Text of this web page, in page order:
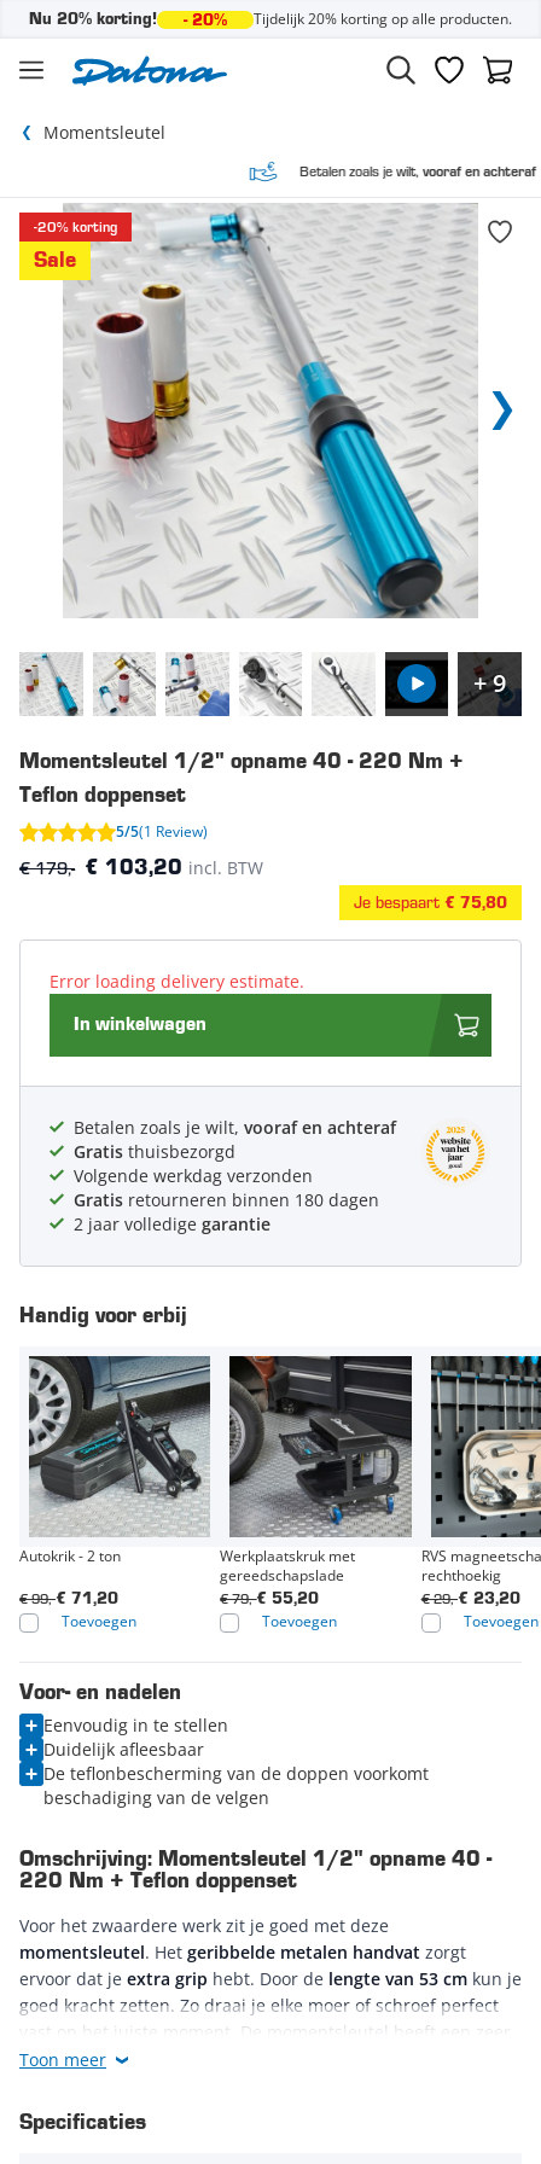
Nu 20% korting! - 20% Tijdelijk 20% korting op alle producten.
Verlanglijst
Momentsleutel
Betalen zoals je wilt,vooraf en achteraf
-20% korting
Sale
+ 9
Momentsleutel 1/2" opname 40 - 220 Nm +
Teflon doppenset
5/5(1 Review)
€ 179,- € 103,20 incl. BTW
Je bespaart € 75,80
Error loading delivery estimate.
In winkelwagen
Betalen zoals je wilt, vooraf en achteraf
Gratis thuisbezorgd
Volgende werkdag verzonden
Gratis retourneren binnen 180 dagen
2 jaar volledige garantie
Handig voor erbij
Autokrik - 2 ton
€ 71,20
€ 99,-
Toevoegen
Werkplaatskruk met
gereedschapslade
€ 55,20
€ 79,-
Toevoegen
RVS
rechthoekig
€ 23,20
€ 29,-
Toevoegen
Voor- en nadelen
Eenvoudig in te stellen
Duidelijk afleesbaar
De teflonbescherming van de doppen voorkomt
beschadiging van de velgen
Omschrijving: Momentsleutel 1/2" opname 40 -
220 Nm + Teflon doppenset
Voor het zwaardere werk zit je goed met deze
momentsleutel. Het geribbelde metalen handvat zorgt
ervoor dat je extra grip hebt. Door de lengte van 53 cm kun je
goed kracht zetten. Zo draai je elke moer of schroef perfect
vast op het juiste moment. De momentsleutel heeft een zeer
nauwkeurige
rechtsdraaiend
Toon meer
Specificaties